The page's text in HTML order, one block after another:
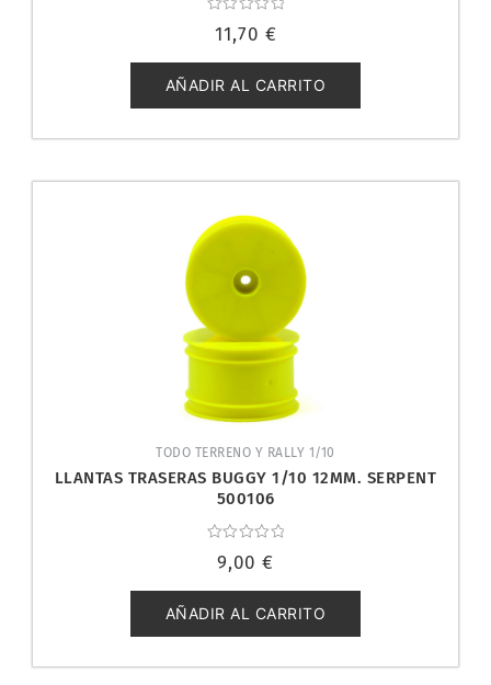
con
de
5
11,70 €
AÑADIR AL CARRITO
TODO TERRENO Y RALLY 1/10
LLANTAS TRASERAS BUGGY 1/10 12MM. SERPENT
500106
con
de
5
9,00 €
AÑADIR AL CARRITO